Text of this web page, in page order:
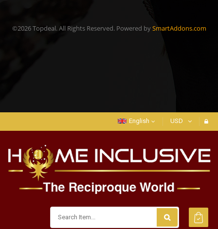
©2026 Topdeal. All Rights Reserved. Powered bySmartAddons.com
English USD